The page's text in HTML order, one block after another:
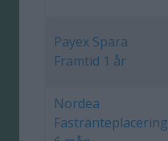
Payex Spara
Framtid 1 år
Nordea
Fastränteplacering